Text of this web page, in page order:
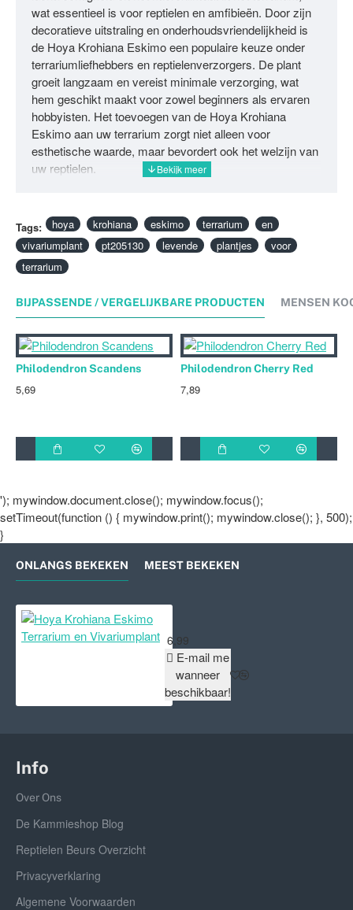
wat essentieel is voor reptielen en amfibieën. Door zijn
decoratieve uitstraling en onderhoudsvriendelijkheid is
de Hoya Krohiana Eskimo een populaire keuze onder
terrariumliefhebbers en reptielenverzorgers. De plant
groeit langzaam en vereist minimale verzorging, wat
hem geschikt maakt voor zowel beginners als ervaren
hobbyisten. Het toevoegen van de Hoya Krohiana
Eskimo aan uw terrarium zorgt niet alleen voor
esthetische waarde, maar bevordert ook het welzijn van
uw reptielen.
Tags: hoya krohiana eskimo terrarium
en
vivariumplant
pt205130 levende plantjes
voor
terrarium
BIJPASSENDE / VERGELIJKBARE PRODUCTEN MENSEN
Philodendron Scandens
5,69
Philodendron Cherry Red
7,89
'); mywindow.document.close(); mywindow.focus();
setTimeout(function () { mywindow.print(); mywindow.close(); }, 500);
}
ONLANGS BEKEKEN MEEST BEKEKEN
6,99
E-mail me
wanneer
beschikbaar!
Info
Over Ons
De Kammieshop Blog
Reptielen Beurs Overzicht
Privacyverklaring
Algemene Voorwaarden